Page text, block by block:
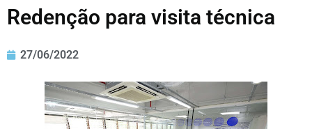
Redenção para visita técnica
27/06/2022